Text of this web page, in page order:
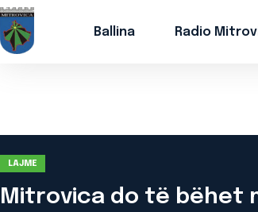
Ballina Radio
LAJME
Mitrovica do të bëhet